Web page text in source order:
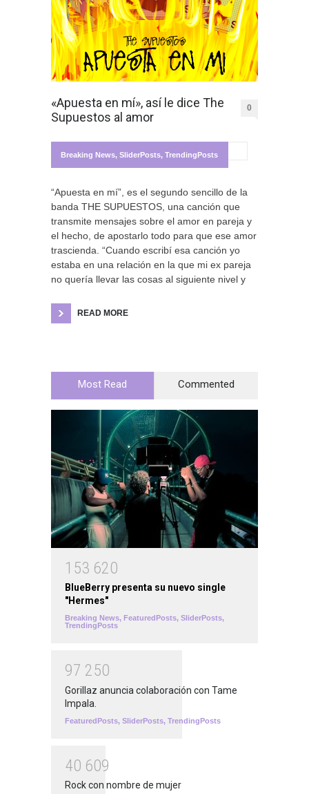
«Apuesta en mí», así le dice The
Supuestos al amor
0
Breaking News, SliderPosts, TrendingPosts
“Apuesta en mí”, es el segundo sencillo de la
banda THE SUPUESTOS, una canción que
transmite mensajes sobre el amor en pareja y
el hecho, de apostarlo todo para que ese amor
trascienda. “Cuando escribí esa canción yo
estaba en una relación en la que mi ex pareja
no quería llevar las cosas al siguiente nivel y
READ MORE
Most Read Commented
1 53 620
BlueBerry presenta su nuevo single
"Hermes"
Breaking News, FeaturedPosts, SliderPosts,
TrendingPosts
97 250
Gorillaz anuncia colaboración con Tame
Impala.
FeaturedPosts, SliderPosts, TrendingPosts
40 609
Rock con nombre de mujer